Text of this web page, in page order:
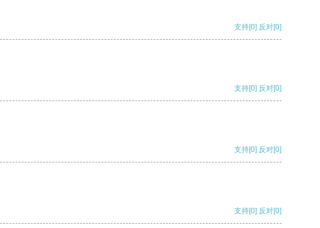
支持[0] 反对[0]
支持[0] 反对[0]
支持[0] 反对[0]
支持[0] 反对[0]